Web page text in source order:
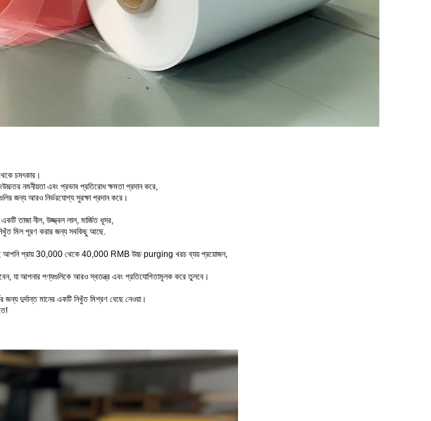
চমৎকার।
উচ্চতর নমনীয়তা এবং প্রভাব প্রতিরোধ ক্ষমতা প্রদান করে,
জন্য আরও নির্ভরযোগ্য সুরক্ষা প্রদান করে।
তাজা নীল, উজ্জ্বল লাল, মার্জিত ধূসর,
মিল পূরণ করার জন্য সবকিছু আছে.
আপনি প্রায় 30,000 থেকে 40,000 RMB উচ্চ purging খরচ ব্যয় প্রয়োজন,
যা আপনার পণ্যগুলিকে আরও স্বতন্ত্র এবং প্রতিযোগিতামূলক করে তুলবে।
জন্য দুর্দান্ত মানের একটি নিখুঁত মিশ্রণ বেছে নেওয়া।